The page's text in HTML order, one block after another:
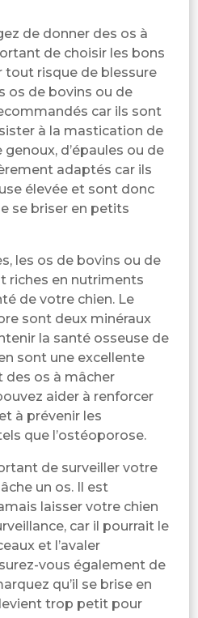
de donner des os à
de choisir les bons
tout risque de blessure
os de bovins ou de
car ils sont
à la mastication de
d’épaules ou de
adaptés car ils
élevée et sont donc
se briser en petits
les os de bovins ou de
riches en nutriments
de votre chien. Le
sont deux minéraux
la santé osseuse de
sont une excellente
des os à mâcher
aider à renforcer
à prévenir les
que l’ostéoporose.
de surveiller votre
un os. Il est
laisser votre chien
car il pourrait le
et l’avaler
vous également de
qu’il se brise en
trop petit pour